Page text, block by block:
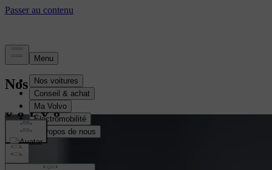
Nos services